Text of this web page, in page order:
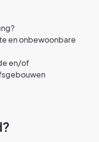
en onbewoonbare
en/of